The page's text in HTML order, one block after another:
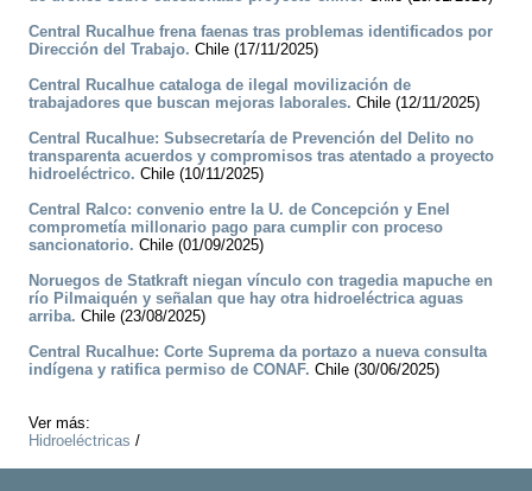
Central Rucalhue frena faenas tras problemas identificados por
Dirección del Trabajo. Chile (17/11/2025)
Central Rucalhue cataloga de ilegal movilización de
trabajadores que buscan mejoras laborales. Chile (12/11/2025)
Central Rucalhue: Subsecretaría de Prevención del Delito no
transparenta acuerdos y compromisos tras atentado a proyecto
hidroeléctrico. Chile (10/11/2025)
Central Ralco: convenio entre la U. de Concepción y Enel
comprometía millonario pago para cumplir con proceso
sancionatorio. Chile (01/09/2025)
Noruegos de Statkraft niegan vínculo con tragedia mapuche en
río Pilmaiquén y señalan que hay otra hidroeléctrica aguas
arriba. Chile (23/08/2025)
Central Rucalhue: Corte Suprema da portazo a nueva consulta
indígena y ratifica permiso de CONAF. Chile (30/06/2025)
Ver más:
Hidroeléctricas /